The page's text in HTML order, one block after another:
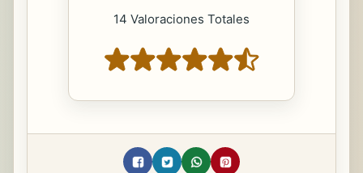
14 Valoraciones Totales